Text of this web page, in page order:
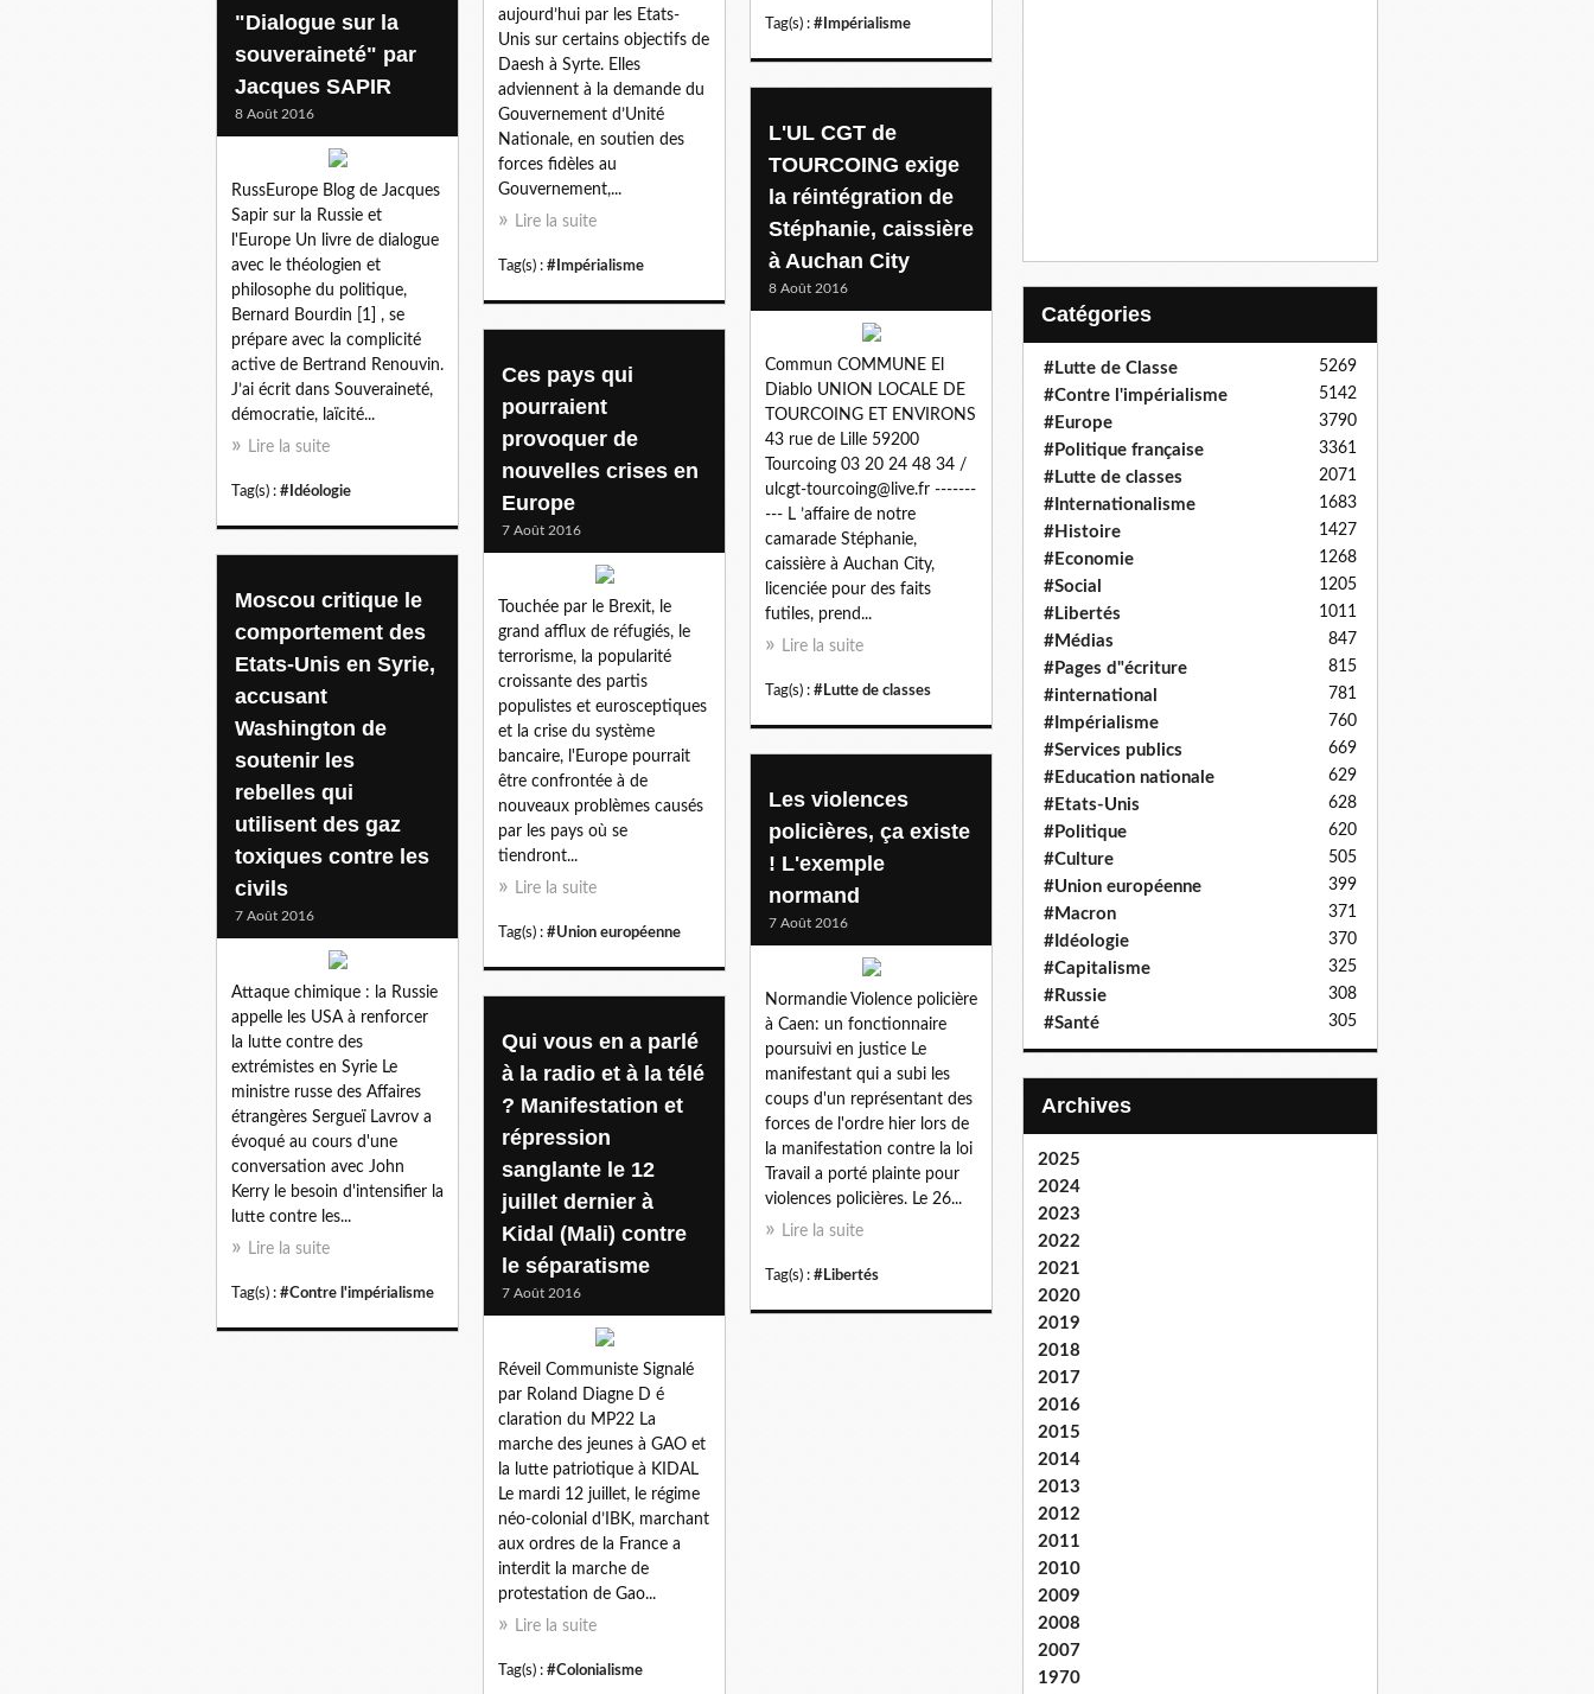
Tag(s) : #Impérialisme
aujourd’hui par les Etats-
Unis sur certains objectifs de
Daesh à Syrte. Elles
adviennent à la demande du
Gouvernement d’Unité
Nationale, en soutien des
forces fidèles au
Gouvernement,...
Lire la suite
Tag(s) : #Impérialisme
"Dialogue sur la
souveraineté" par
Jacques SAPIR
8 Août 2016
RussEurope Blog de Jacques
Sapir sur la Russie et
l'Europe Un livre de dialogue
avec le théologien et
philosophe du politique,
Bernard Bourdin [1] , se
prépare avec la complicité
active de Bertrand Renouvin.
J’ai écrit dans Souveraineté,
démocratie, laïcité...
Lire la suite
Tag(s) : #Idéologie
L'UL CGT de
TOURCOING exige
la réintégration de
Stéphanie, caissière
à Auchan City
8 Août 2016
Commun COMMUNE El
Diablo UNION LOCALE DE
TOURCOING ET ENVIRONS
43 rue de Lille 59200
Tourcoing 03 20 24 48 34 /
ulcgt-tourcoing@live.fr -------
--- L ’affaire de notre
camarade Stéphanie,
caissière à Auchan City,
licenciée pour des faits
futiles, prend...
Lire la suite
Tag(s) : #Lutte de classes
Ces pays qui
pourraient
provoquer de
nouvelles crises en
Europe
7 Août 2016
Touchée par le Brexit, le
grand afflux de réfugiés, le
terrorisme, la popularité
croissante des partis
populistes et eurosceptiques
et la crise du système
bancaire, l'Europe pourrait
être confrontée à de
nouveaux problèmes causés
par les pays où se
tiendront...
Lire la suite
Tag(s) : #Union européenne
Moscou critique le
comportement des
Etats-Unis en Syrie,
accusant
Washington de
soutenir les
rebelles qui
utilisent des gaz
toxiques contre les
civils
7 Août 2016
Attaque chimique : la Russie
appelle les USA à renforcer
la lutte contre des
extrémistes en Syrie Le
ministre russe des Affaires
étrangères Sergueï Lavrov a
évoqué au cours d'une
conversation avec John
Kerry le besoin d'intensifier la
lutte contre les...
Lire la suite
Tag(s) : #Contre l'impérialisme
Les violences
policières, ça existe
! L'exemple
normand
7 Août 2016
Normandie Violence policière
à Caen: un fonctionnaire
poursuivi en justice Le
manifestant qui a subi les
coups d'un représentant des
forces de l'ordre hier lors de
la manifestation contre la loi
Travail a porté plainte pour
violences policières. Le 26...
Lire la suite
Tag(s) : #Libertés
Qui vous en a parlé
à la radio et à la télé
? Manifestation et
répression
sanglante le 12
juillet dernier à
Kidal (Mali) contre
le séparatisme
7 Août 2016
Réveil Communiste Signalé
par Roland Diagne D é
claration du MP22 La
marche des jeunes à GAO et
la lutte patriotique à KIDAL
Le mardi 12 juillet, le régime
néo-colonial d’IBK, marchant
aux ordres de la France a
interdit la marche de
protestation de Gao...
Lire la suite
Tag(s) : #Colonialisme
Catégories
#Lutte de Classe 5269
#Contre l'impérialisme 5142
#Europe 3790
#Politique française 3361
#Lutte de classes 2071
#Internationalisme 1683
#Histoire 1427
#Economie 1268
#Social 1205
#Libertés 1011
#Médias 847
#Pages d"écriture 815
#international 781
#Impérialisme 760
#Services publics 669
#Education nationale 629
#Etats-Unis 628
#Politique 620
#Culture 505
#Union européenne 399
#Macron 371
#Idéologie 370
#Capitalisme 325
#Russie 308
#Santé 305
Archives
2025
2024
2023
2022
2021
2020
2019
2018
2017
2016
2015
2014
2013
2012
2011
2010
2009
2008
2007
1970